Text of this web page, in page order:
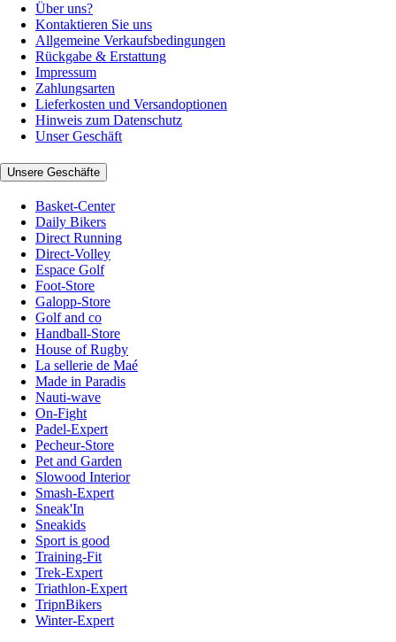
Über uns?
Kontaktieren Sie uns
Allgemeine Verkaufsbedingungen
Rückgabe & Erstattung
Impressum
Zahlungsarten
Lieferkosten und Versandoptionen
Hinweis zum Datenschutz
Unser Geschäft
Unsere Geschäfte
Basket-Center
Daily Bikers
Direct Running
Direct-Volley
Espace Golf
Foot-Store
Galopp-Store
Golf and co
Handball-Store
House of Rugby
La sellerie de Maé
Made in Paradis
Nauti-wave
On-Fight
Padel-Expert
Pecheur-Store
Pet and Garden
Slowood Interior
Smash-Expert
Sneak'In
Sneakids
Sport is good
Training-Fit
Trek-Expert
Triathlon-Expert
TripnBikers
Winter-Expert